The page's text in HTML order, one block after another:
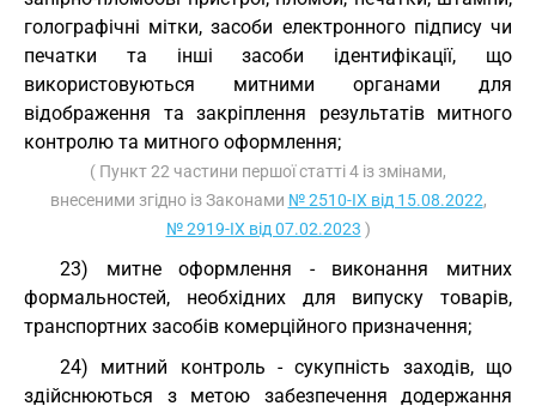
голографічні мітки, засоби електронного підпису чи
печатки та інші засоби ідентифікації, що
використовуються митними органами для
відображення та закріплення результатів митного
контролю та митного оформлення;
( Пункт 22 частини першої статті 4 із змінами,
внесеними згідно із Законами № 2510-IX від 15.08.2022,
№ 2919-IX від 07.02.2023 )
23) митне оформлення - виконання митних
формальностей, необхідних для випуску товарів,
транспортних засобів комерційного призначення;
24) митний контроль - сукупність заходів, що
здійснюються з метою забезпечення додержання